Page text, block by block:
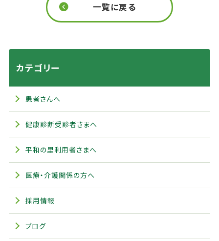
一覧に戻る
カテゴリー
患者さんへ
健康診断受診者さまへ
平和の里利用者さまへ
医療・介護関係の方へ
採用情報
ブログ